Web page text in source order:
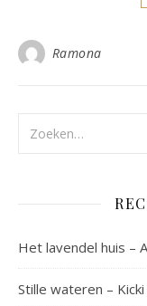
Ramona
Het lavendel huis –
Stille wateren –